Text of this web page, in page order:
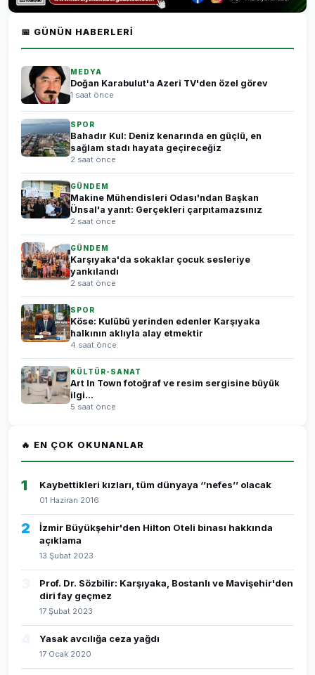
📅 GÜNÜN HABERLERI
MEDYA
Doğan Karabulut'a Azeri TV'den özel görev
1 saat önce
SPOR
Bahadır Kul: Deniz kenarında en güçlü, en
sağlam stadı hayata geçireceğiz
2 saat önce
GÜNDEM
Makine Mühendisleri Odası'ndan Başkan
Ünsal'a yanıt: Gerçekleri çarpıtamazsınız
2 saat önce
GÜNDEM
Karşıyaka'da sokaklar çocuk sesleriye
yankılandı
2 saat önce
SPOR
Köse: Kulübü yerinden edenler Karşıyaka
halkının aklıyla alay etmektir
4 saat önce
KÜLTÜR-SANAT
Art In Town fotoğraf ve resim sergisine büyük
ilgi...
5 saat önce
🔥 EN ÇOK OKUNANLAR
1 Kaybettikleri kızları, tüm dünyaya ‘’nefes’’ olacak
01 Haziran 2016
2
İzmir Büyükşehir'den Hilton Oteli binası hakkında
açıklama
13 Şubat 2023
Prof. Dr. Sözbilir: Karşıyaka, Bostanlı ve Mavişehir'den
diri fay geçmez
17 Şubat 2023
Yasak avcılığa ceza yağdı
17 Ocak 2020